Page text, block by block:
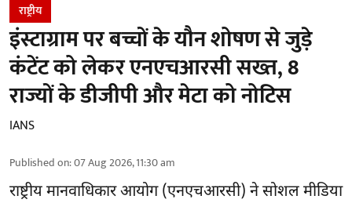
राष्ट्रीय
इंस्टाग्राम पर बच्चों के यौन शोषण से जुड़े
कंटेंट को लेकर एनएचआरसी सख्त, 8
राज्यों के डीजीपी और मेटा को नोटिस
IANS
Published on:07 Aug 2026, 11:30 am
राष्ट्रीय मानवाधिकार आयोग(एनएचआरसी) ने सोशल मीडिया